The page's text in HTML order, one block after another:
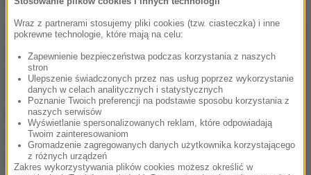
W lutym formalnie burmistrz Pszczyny zwolnił szefa
strażników z pracy. Powody były trzy: utrata
zaufania, prokuratorskie zarzuty oraz fatalny
wizerunek straży miejskiej. Mieszkańcy chcieli
nawet jej rozwiązania i choć referendum w tej
sprawie z powodu małej frekwencji było nieważne,
większość głosujących domagała się likwidacji.
Wraz z partnerami stosujemy pliki cookies (tzw. ciasteczka) i inne
pokrewne technologie, które mają na celu:
Zapewnienie bezpieczeństwa podczas korzystania z naszych
stron
Ulepszenie świadczonych przez nas usług poprzez wykorzystanie
danych w celach analitycznych i statystycznych
Poznanie Twoich preferencji na podstawie sposobu korzystania z
naszych serwisów
Wyświetlanie spersonalizowanych reklam, które odpowiadają
Twoim zainteresowaniom
Gromadzenie zagregowanych danych użytkownika korzystającego
z różnych urządzeń
Zakres wykorzystywania plików cookies możesz określić w